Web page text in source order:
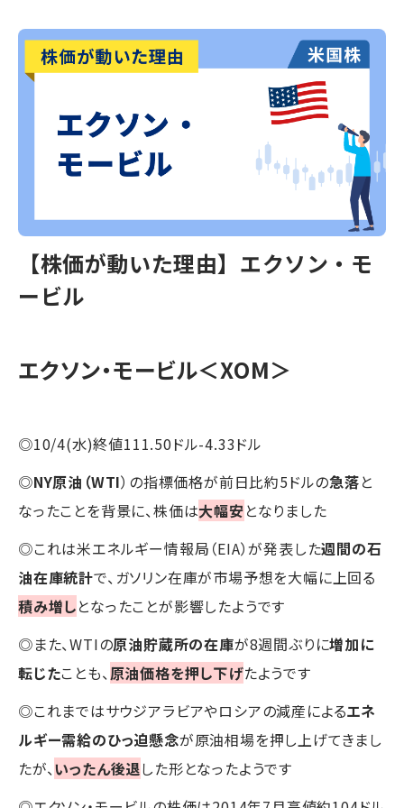
【株価が動いた理由】エクソン・モ
ービル
エクソン・モービル＜XOM＞
◎10/4(水)終値111.50ドル-4.33ドル
◎NY原油（WTI）の指標価格が前日比約5ドルの急落と
なったことを背景に、株価は大幅安となりました
◎これは米エネルギー情報局（EIA）が発表した週間の石
油在庫統計で、ガソリン在庫が市場予想を大幅に上回る
積み増しとなったことが影響したようです
◎また、WTIの原油貯蔵所の在庫が8週間ぶりに増加に
転じたことも、 原油価格を押し下げたようです
◎これまではサウジアラビアやロシアの減産によるエネ
ルギー需給のひっ迫懸念が原油相場を押し上げてきまし
たが、いったん後退した形となったようです